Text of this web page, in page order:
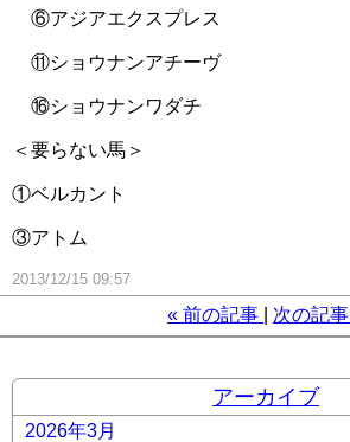
⑥アジアエクスプレス
⑪ショウナンアチーヴ
⑯ショウナンワダチ
＜要らない馬＞
①ベルカント
③アトム
2013/12/15 09:57
« 前の記事 次の記事
アーカイブ
2026年3月